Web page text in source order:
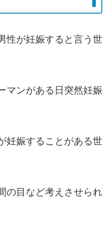
性が妊娠すると言う世
マンがある日突然妊娠
妊娠することがある世
の目など考えさせられ